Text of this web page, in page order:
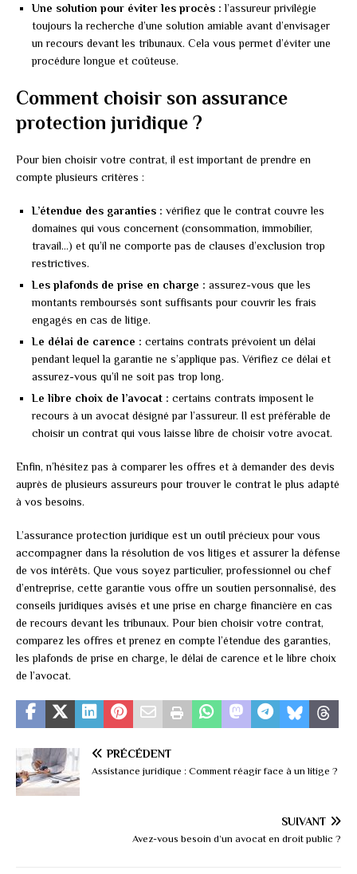
Une solution pour éviter les procès : l’assureur privilégie
toujours la recherche d’une solution amiable avant d’envisager
un recours devant les tribunaux. Cela vous permet d’éviter une
procédure longue et coûteuse.
Comment choisir son assurance
protection juridique ?
Pour bien choisir votre contrat, il est important de prendre en
compte plusieurs critères :
L’étendue des garanties : vérifiez que le contrat couvre les
domaines qui vous concernent (consommation, immobilier,
travail…) et qu’il ne comporte pas de clauses d’exclusion trop
restrictives.
Les plafonds de prise en charge : assurez-vous que les
montants remboursés sont suffisants pour couvrir les frais
engagés en cas de litige.
Le délai de carence : certains contrats prévoient un délai
pendant lequel la garantie ne s’applique pas. Vérifiez ce délai et
assurez-vous qu’il ne soit pas trop long.
Le libre choix de l’avocat : certains contrats imposent le
recours à un avocat désigné par l’assureur. Il est préférable de
choisir un contrat qui vous laisse libre de choisir votre avocat.
Enfin, n’hésitez pas à comparer les offres et à demander des devis
auprès de plusieurs assureurs pour trouver le contrat le plus adapté
à vos besoins.
L’assurance protection juridique est un outil précieux pour vous
accompagner dans la résolution de vos litiges et assurer la défense
de vos intérêts. Que vous soyez particulier, professionnel ou chef
d’entreprise, cette garantie vous offre un soutien personnalisé, des
conseils juridiques avisés et une prise en charge financière en cas
de recours devant les tribunaux. Pour bien choisir votre contrat,
comparez les offres et prenez en compte l’étendue des garanties,
les plafonds de prise en charge, le délai de carence et le libre choix
de l’avocat.
PRÉCÉDENT
Assistance juridique : Comment réagir face à un litige ?
SUIVANT
Avez-vous besoin d’un avocat en droit public ?